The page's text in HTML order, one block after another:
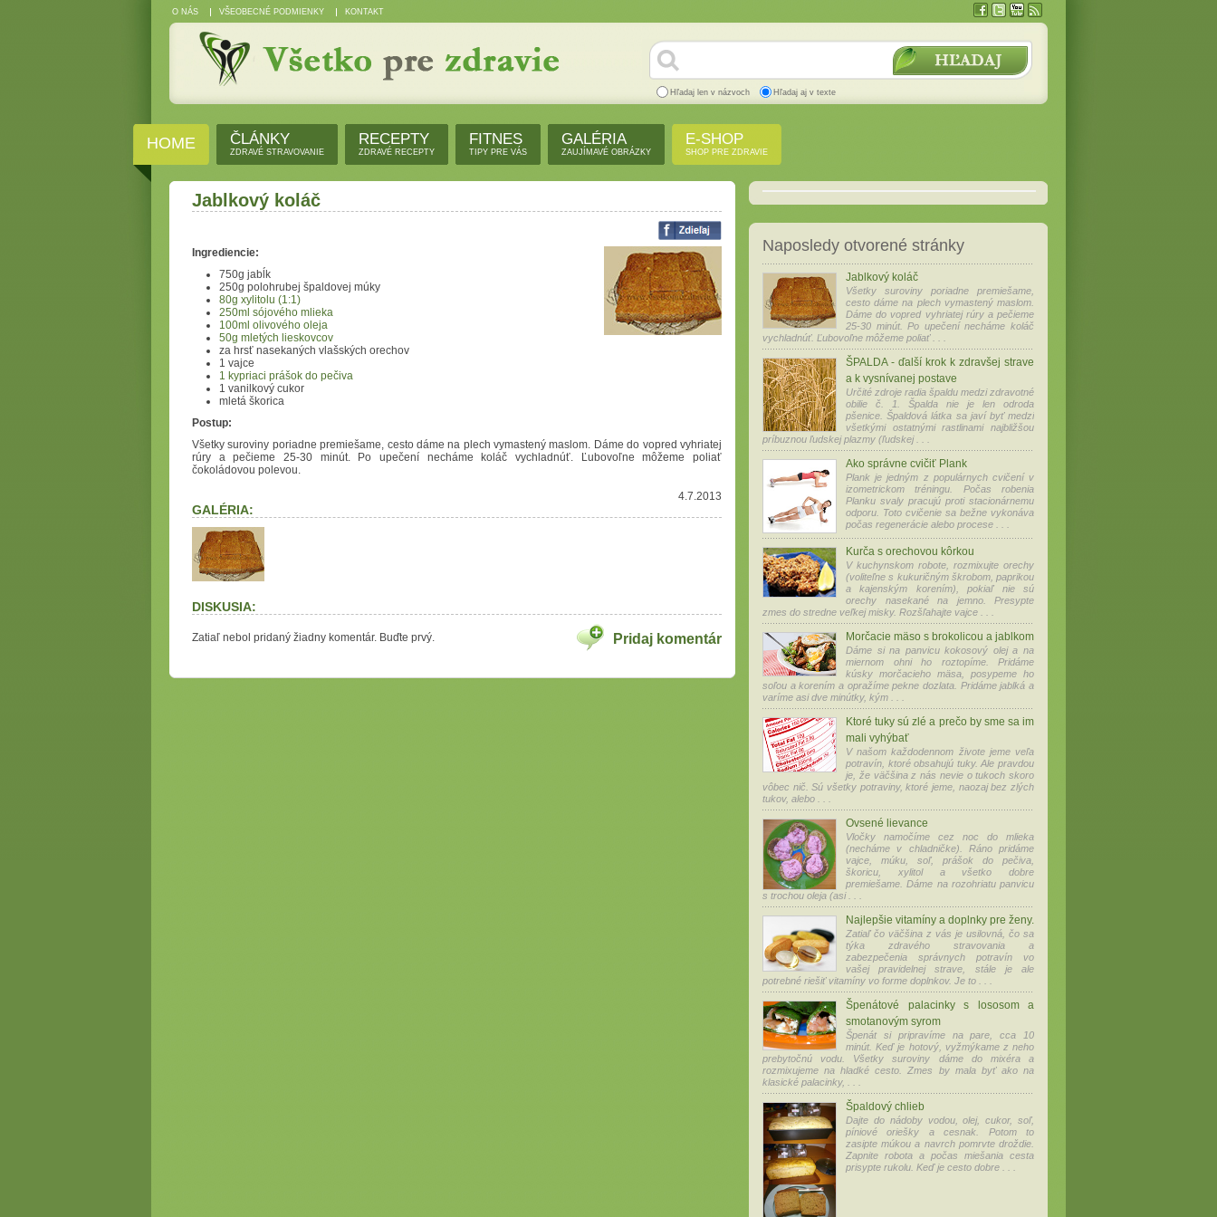
O NÁS VŠEOBECNÉ PODMIENKY KONTAKT
Hľadaj len v názvoch Hľadaj aj v texte
HOME ČLÁNKY
ZDRAVÉ STRAVOVANIE
RECEPTY
ZDRAVÉ RECEPTY
FITNES
TIPY PRE VÁS
GALÉRIA
ZAUJÍMAVÉ OBRÁZKY
E-SHOP
SHOP PRE ZDRAVIE
Jablkový koláč
Ingrediencie:
750g jabĺk
250g polohrubej špaldovej múky
80g xylitolu (1:1)
250ml sójového mlieka
100ml olivového oleja
50g mletých lieskovcov
za hrsť nasekaných vlašských orechov
1 vajce
1 kypriaci prášok do pečiva
1 vanilkový cukor
mletá škorica
Postup:
Všetky suroviny poriadne premiešame, cesto dáme na plech vymastený maslom. Dáme do vopred vyhriatej
rúry a pečieme 25-30 minút. Po upečení necháme koláč vychladnúť. Ľubovoľne môžeme poliať
čokoládovou polevou.
4.7.2013
GALÉRIA:
DISKUSIA:
Zatiaľ nebol pridaný žiadny komentár. Buďte prvý. Pridaj komentár
Naposledy otvorené stránky
Jablkový koláč
Všetky suroviny poriadne premiešame,
cesto dáme na plech vymastený maslom.
Dáme do vopred vyhriatej rúry a pečieme
25-30 minút. Po upečení necháme koláč
vychladnúť. Ľubovoľne môžeme poliať . . .
ŠPALDA - ďalší krok k zdravšej strave
a k vysnívanej postave
Určité zdroje radia špaldu medzi zdravotné
obilie č. 1. Špalda nie je len odroda
pšenice. Špaldová látka sa javí byť medzi
všetkými ostatnými rastlinami najbližšou
príbuznou ľudskej plazmy (ľudskej . . .
Ako správne cvičiť Plank
Plank je jedným z populárnych cvičení v
izometrickom tréningu. Počas robenia
Planku svaly pracujú proti stacionárnemu
odporu. Toto cvičenie sa bežne vykonáva
počas regenerácie alebo procese . . .
Kurča s orechovou kôrkou
V kuchynskom robote, rozmixujte orechy
(voliteľne s kukuričným škrobom, paprikou
a kajenským korením), pokiaľ nie sú
orechy nasekané na jemno. Presypte
zmes do stredne veľkej misky. Rozšľahajte vajce . . .
Morčacie mäso s brokolicou a jablkom
Dáme si na panvicu kokosový olej a na
miernom ohni ho roztopíme. Pridáme
kúsky morčacieho mäsa, posypeme ho
soľou a korením a opražíme pekne dozlata. Pridáme jablká a
varíme asi dve minútky, kým . . .
Ktoré tuky sú zlé a prečo by sme sa im
mali vyhýbať
V našom každodennom živote jeme veľa
potravín, ktoré obsahujú tuky. Ale pravdou
je, že väčšina z nás nevie o tukoch skoro
vôbec nič. Sú všetky potraviny, ktoré jeme, naozaj bez zlých
tukov, alebo . . .
Ovsené lievance
Vločky namočíme cez noc do mlieka
(necháme v chladničke). Ráno pridáme
vajce, múku, soľ, prášok do pečiva,
škoricu, xylitol a všetko dobre
premiešame. Dáme na rozohriatu panvicu
s trochou oleja (asi . . .
Najlepšie vitamíny a doplnky pre ženy.
Zatiaľ čo väčšina z vás je usilovná, čo sa
týka zdravého stravovania a
zabezpečenia správnych potravín vo
vašej pravidelnej strave, stále je ale
potrebné riešiť vitamíny vo forme doplnkov. Je to . . .
Špenátové palacinky s lososom a
smotanovým syrom
Špenát si pripravíme na pare, cca 10
minút. Keď je hotový, vyžmýkame z neho
prebytočnú vodu. Všetky suroviny dáme do mixéra a
rozmixujeme na hladké cesto. Zmes by mala byť ako na
klasické palacinky, . . .
Špaldový chlieb
Dajte do nádoby vodou, olej, cukor, soľ,
píniové oriešky a cesnak. Potom to
zasipte múkou a navrch pomrvte droždie.
Zapnite robota a počas miešania cesta
prisypte rukolu. Keď je cesto dobre . . .